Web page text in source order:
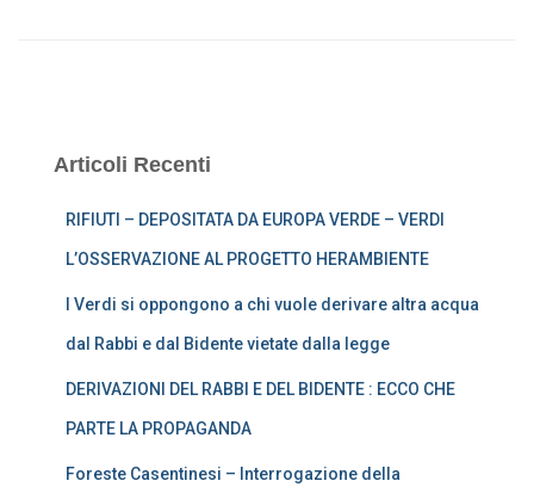
Articoli Recenti
RIFIUTI – DEPOSITATA DA EUROPA VERDE – VERDI
L’OSSERVAZIONE AL PROGETTO HERAMBIENTE
I Verdi si oppongono a chi vuole derivare altra acqua
dal Rabbi e dal Bidente vietate dalla legge
DERIVAZIONI DEL RABBI E DEL BIDENTE : ECCO CHE
PARTE LA PROPAGANDA
Foreste Casentinesi – Interrogazione della